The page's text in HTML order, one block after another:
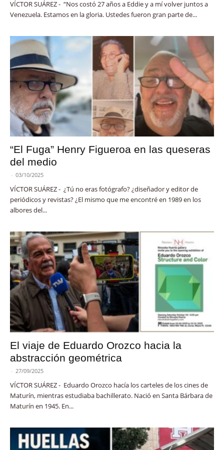
VÍCTOR SUÁREZ - “Nos costó 27 años a Eddie y a mí volver juntos a
Venezuela. Estamos en la gloria. Ustedes fueron gran parte de...
“El Fuga” Henry Figueroa en las queseras
del medio
- 03/10/2025
VÍCTOR SUÁREZ - ¿Tú no eras fotógrafo? ¿diseñador y editor de
periódicos y revistas? ¿El mismo que me encontré en 1989 en los
albores del...
El viaje de Eduardo Orozco hacia la
abstracción geométrica
- 27/09/2025
VÍCTOR SUÁREZ - Eduardo Orozco hacía los carteles de los cines de
Maturín, mientras estudiaba bachillerato. Nació en Santa Bárbara de
Maturín en 1945. En...